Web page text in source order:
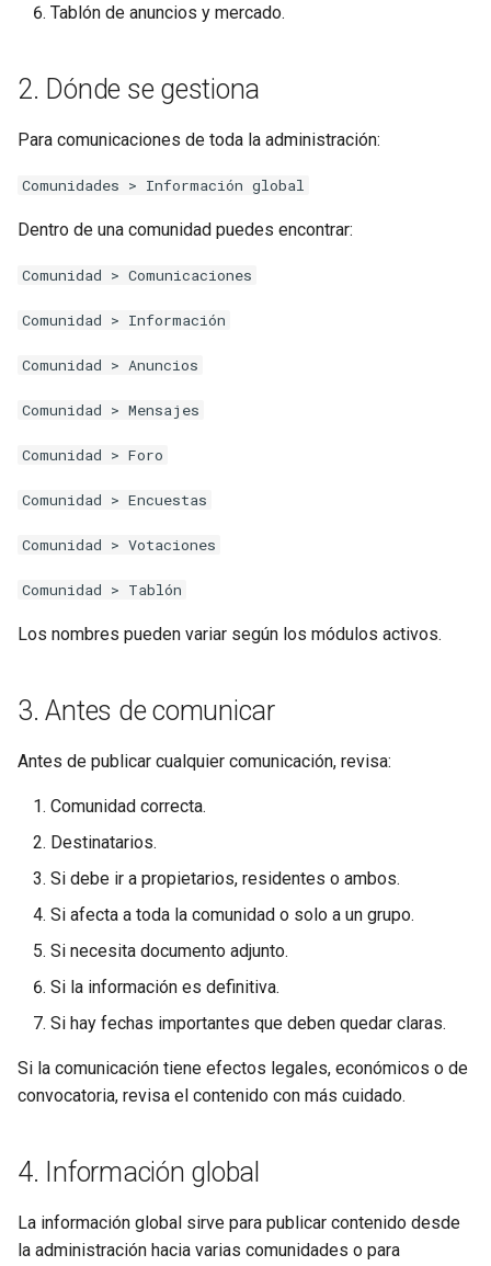
a
Tablón de anuncios y mercado.
2. Dónde se gestiona
Para comunicaciones de toda la administración:
Comunidades > Información global
Dentro de una comunidad puedes encontrar:
Comunidad > Comunicaciones
Comunidad > Información
Comunidad > Anuncios
Comunidad > Mensajes
Comunidad > Foro
Comunidad > Encuestas
Comunidad > Votaciones
Comunidad > Tablón
Los nombres pueden variar según los módulos activos.
3. Antes de comunicar
Antes de publicar cualquier comunicación, revisa:
Comunidad correcta.
Destinatarios.
Si debe ir a propietarios, residentes o ambos.
Si afecta a toda la comunidad o solo a un grupo.
Si necesita documento adjunto.
Si la información es definitiva.
Si hay fechas importantes que deben quedar claras.
Si la comunicación tiene efectos legales, económicos o de
convocatoria, revisa el contenido con más cuidado.
4. Información global
La información global sirve para publicar contenido desde
la administración hacia varias comunidades o para